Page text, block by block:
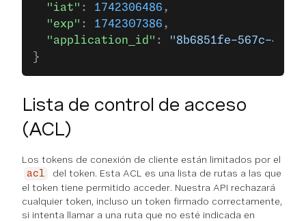
  "iat"
: 1742306486 ,
  "exp"
: 1742307386 ,
  "application_id"
:
"8b6851fe-567c-
}
Lista de control de acceso
(ACL)
Los tokens de conexión de cliente están limitados por el
acl
del token. Esta ACL es una lista de rutas a las que
el token tiene permitido acceder. Nuestra API rechazará
cualquier token, incluso un token firmado correctamente,
si intenta llamar a una ruta que no esté indicada en